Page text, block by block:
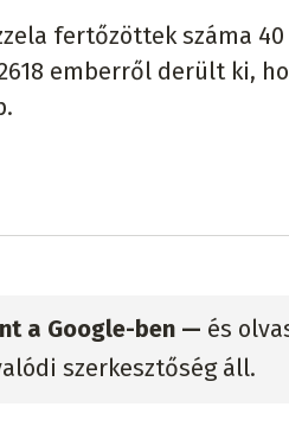
fertőzöttek száma 40
emberről derült ki,
a Google-ben — és
szerkesztőség áll.